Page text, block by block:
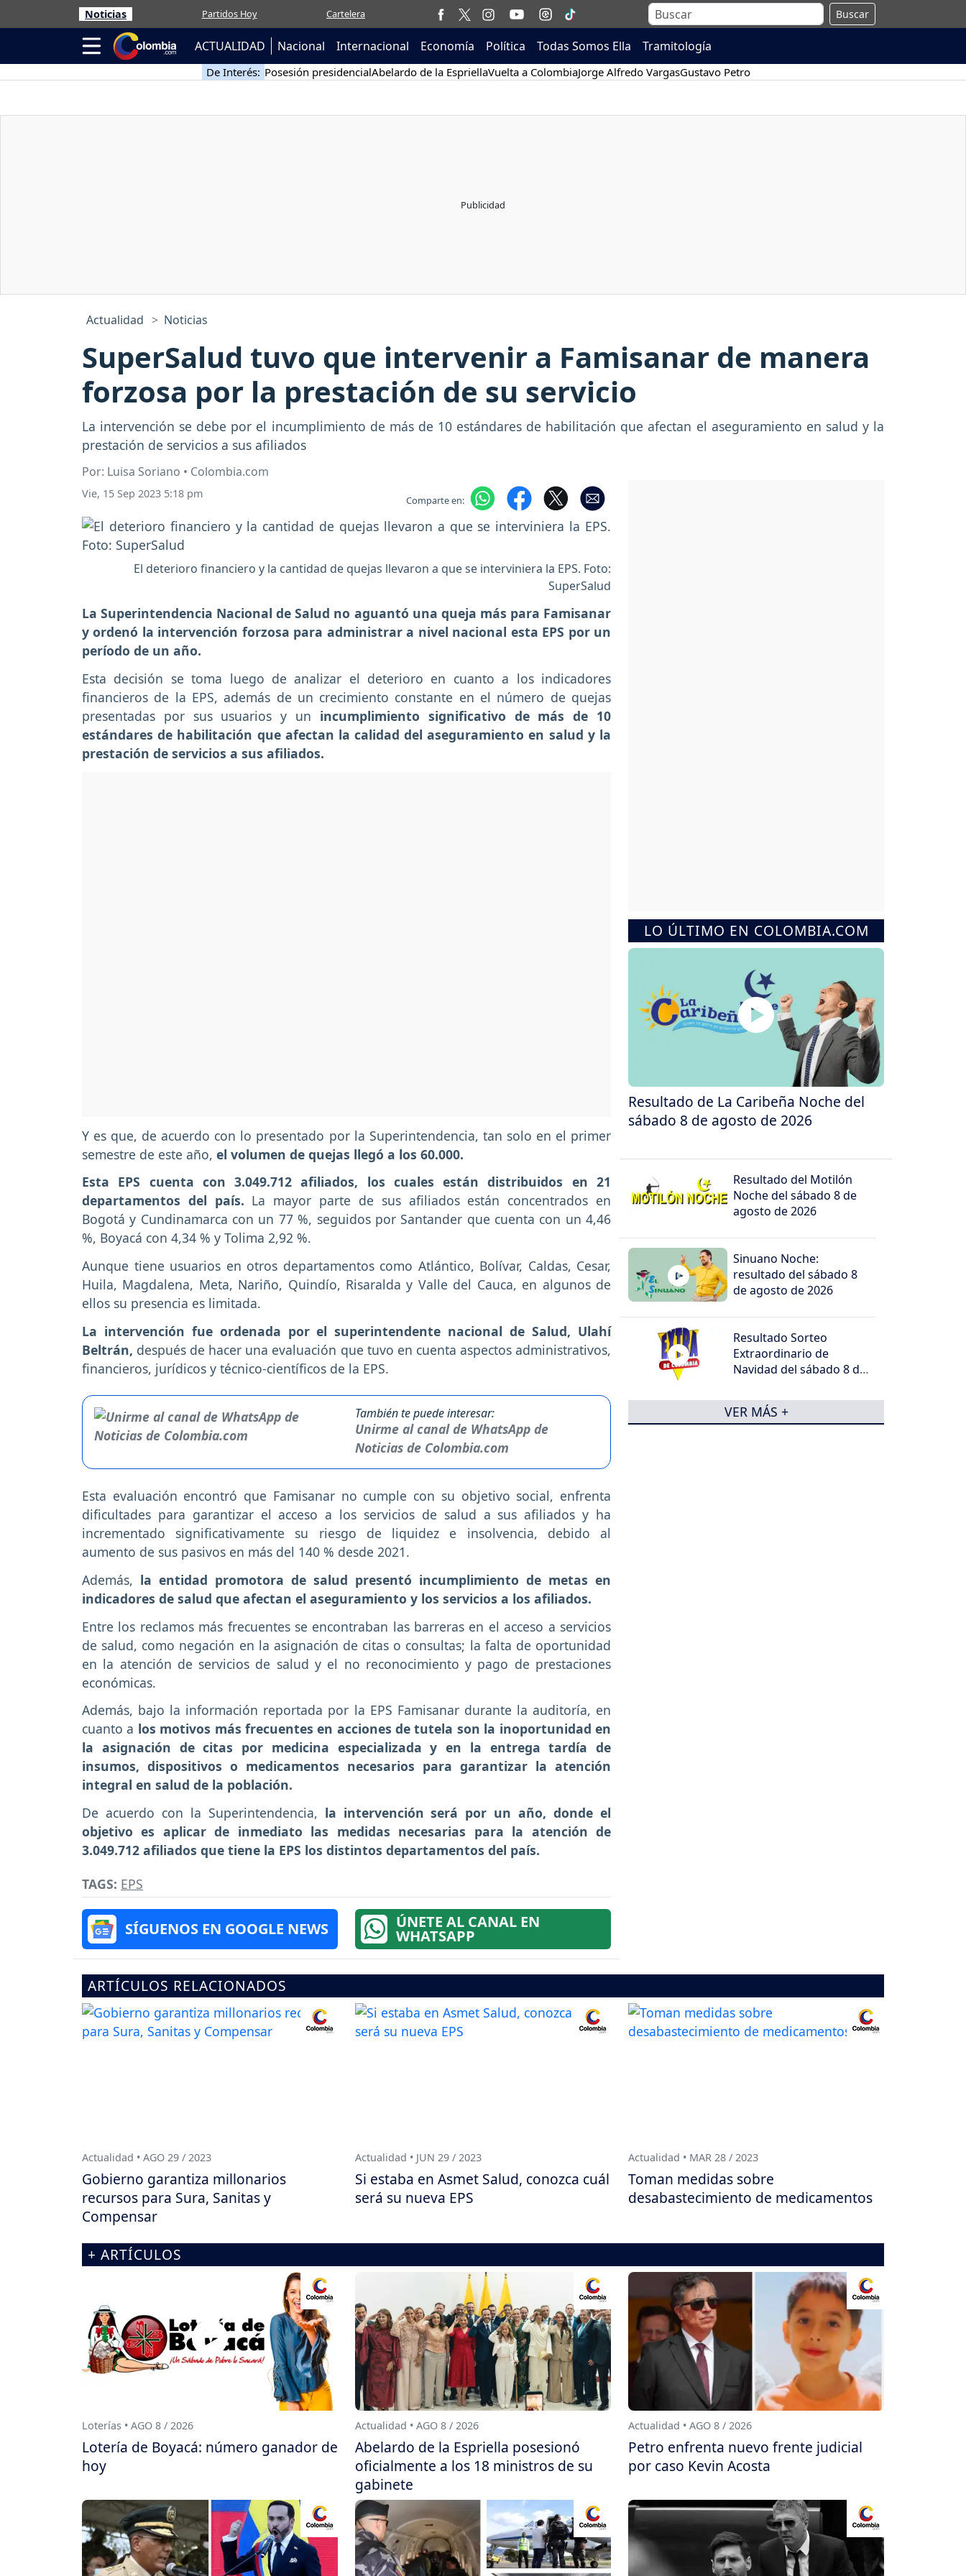
Noticias Partidos Hoy Cartelera Buscar
ACTUALIDAD Nacional Internacional Economía Política Todas Somos Ella Tramitología
De Interés: Posesión presidencialAbelardo de la EspriellaVuelta a ColombiaJorge Alfredo VargasGustavo Petro
Actualidad Noticias
SuperSalud tuvo que intervenir a Famisanar de manera
forzosa por la prestación de su servicio
La intervención se debe por el incumplimiento de más de 10 estándares de habilitación que afectan el aseguramiento en salud y la
prestación de servicios a sus afiliados
Por: Luisa Soriano • Colombia.com
Vie, 15 Sep 2023 5:18 pm Comparte en:
El deterioro financiero y la cantidad de quejas llevaron a que se interviniera la EPS. Foto:
SuperSalud
La Superintendencia Nacional de Salud no aguantó una queja más para Famisanar
y ordenó la intervención forzosa para administrar a nivel nacional esta EPS por un
período de un año.
Esta decisión se toma luego de analizar el deterioro en cuanto a los indicadores
financieros de la EPS, además de un crecimiento constante en el número de quejas
presentadas por sus usuarios y un incumplimiento significativo de más de 10
estándares de habilitación que afectan la calidad del aseguramiento en salud y la
prestación de servicios a sus afiliados.
Y es que, de acuerdo con lo presentado por la Superintendencia, tan solo en el primer
semestre de este año, el volumen de quejas llegó a los 60.000.
Esta EPS cuenta con 3.049.712 afiliados, los cuales están distribuidos en 21
departamentos del país. La mayor parte de sus afiliados están concentrados en
Bogotá y Cundinamarca con un 77 %, seguidos por Santander que cuenta con un 4,46
%, Boyacá con 4,34 % y Tolima 2,92 %.
Aunque tiene usuarios en otros departamentos como Atlántico, Bolívar, Caldas, Cesar,
Huila, Magdalena, Meta, Nariño, Quindío, Risaralda y Valle del Cauca, en algunos de
ellos su presencia es limitada.
La intervención fue ordenada por el superintendente nacional de Salud, Ulahí
Beltrán, después de hacer una evaluación que tuvo en cuenta aspectos administrativos,
financieros, jurídicos y técnico-científicos de la EPS.
También te puede interesar:
Unirme al canal de WhatsApp de
Noticias de Colombia.com
Esta evaluación encontró que Famisanar no cumple con su objetivo social, enfrenta
dificultades para garantizar el acceso a los servicios de salud a sus afiliados y ha
incrementado significativamente su riesgo de liquidez e insolvencia, debido al
aumento de sus pasivos en más del 140 % desde 2021.
Además, la entidad promotora de salud presentó incumplimiento de metas en
indicadores de salud que afectan el aseguramiento y los servicios a los afiliados.
Entre los reclamos más frecuentes se encontraban las barreras en el acceso a servicios
de salud, como negación en la asignación de citas o consultas; la falta de oportunidad
en la atención de servicios de salud y el no reconocimiento y pago de prestaciones
económicas.
Además, bajo la información reportada por la EPS Famisanar durante la auditoría, en
cuanto a los motivos más frecuentes en acciones de tutela son la inoportunidad en
la asignación de citas por medicina especializada y en la entrega tardía de
insumos, dispositivos o medicamentos necesarios para garantizar la atención
integral en salud de la población.
De acuerdo con la Superintendencia, la intervención será por un año, donde el
objetivo es aplicar de inmediato las medidas necesarias para la atención de
3.049.712 afiliados que tiene la EPS los distintos departamentos del país.
TAGS: EPS
SÍGUENOS EN GOOGLE NEWS ÚNETE AL CANAL EN
WHATSAPP
LO ÚLTIMO EN COLOMBIA.COM
Resultado de La Caribeña Noche del
sábado 8 de agosto de 2026
Resultado del Motilón
Noche del sábado 8 de
agosto de 2026
Sinuano Noche:
resultado del sábado 8
de agosto de 2026
Resultado Sorteo
Extraordinario de
Navidad del sábado 8 de
VER MÁS +
ARTÍCULOS RELACIONADOS
Actualidad • AGO 29 / 2023
Gobierno garantiza millonarios
recursos para Sura, Sanitas y
Compensar
Actualidad • JUN 29 / 2023
Si estaba en Asmet Salud, conozca cuál
será su nueva EPS
Actualidad • MAR 28 / 2023
Toman medidas sobre
desabastecimiento de medicamentos
+ ARTÍCULOS
Loterías • AGO 8 / 2026
Lotería de Boyacá: número ganador de
hoy
Actualidad • AGO 8 / 2026
Abelardo de la Espriella posesionó
oficialmente a los 18 ministros de su
gabinete
Actualidad • AGO 8 / 2026
Petro enfrenta nuevo frente judicial
por caso Kevin Acosta